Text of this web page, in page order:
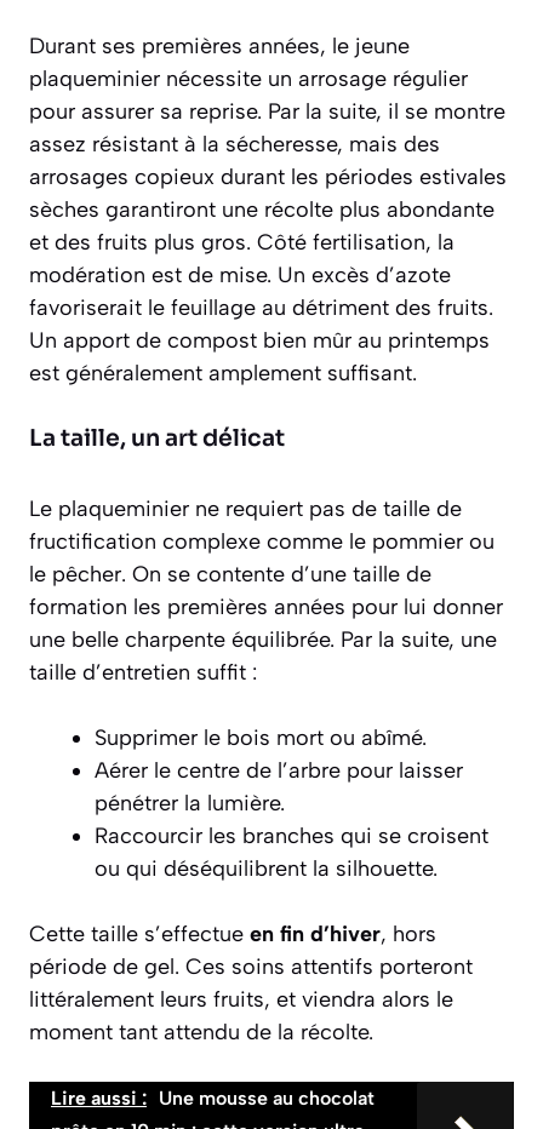
Durant ses premières années, le jeune
plaqueminier nécessite un arrosage régulier
pour assurer sa reprise. Par la suite, il se montre
assez résistant à la sécheresse, mais des
arrosages copieux durant les périodes estivales
sèches garantiront une récolte plus abondante
et des fruits plus gros. Côté fertilisation, la
modération est de mise. Un excès d’azote
favoriserait le feuillage au détriment des fruits.
Un apport de compost bien mûr au printemps
est généralement amplement suffisant.
La taille, un art délicat
Le plaqueminier ne requiert pas de taille de
fructification complexe comme le pommier ou
le pêcher. On se contente d’une taille de
formation les premières années pour lui donner
une belle charpente équilibrée. Par la suite, une
taille d’entretien suffit :
Supprimer le bois mort ou abîmé.
Aérer le centre de l’arbre pour laisser
pénétrer la lumière.
Raccourcir les branches qui se croisent
ou qui déséquilibrent la silhouette.
Cette taille s’effectue en fin d’hiver, hors
période de gel. Ces soins attentifs porteront
littéralement leurs fruits, et viendra alors le
moment tant attendu de la récolte.
Lire aussi : Une mousse au chocolat